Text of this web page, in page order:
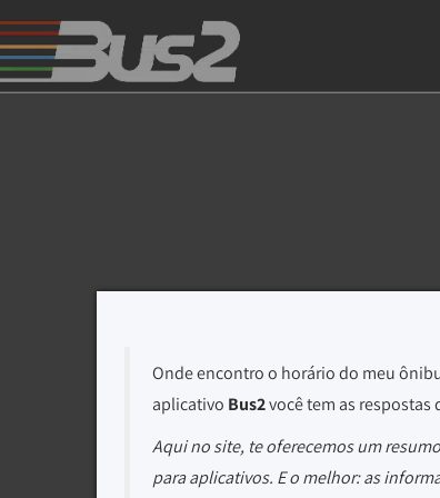
Onde encontro o horário do meu
aplicativo Bus2você tem as respostas
Aqui no site, te oferecemos um
para aplicativos. E o melhor: as